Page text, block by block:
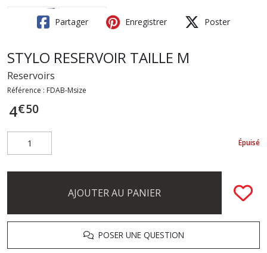
Partager Enregistrer Poster
STYLO RESERVOIR TAILLE M
Reservoirs
Référence : FDAB-Msize
4€50
Épuisé
AJOUTER AU PANIER
POSER UNE QUESTION